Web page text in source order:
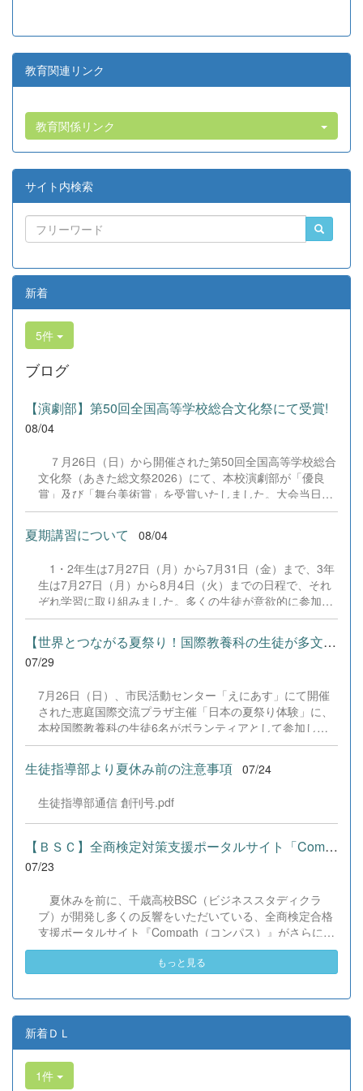
教育関連リンク
教育関係リンク
サイト内検索
新着
5件
ブログ
【演劇部】第50回全国高等学校総合文化祭にて受賞!
08/04
７月26日（日）から開催された第50回全国高等学校総合
文化祭（あきた総文祭2026）にて、本校演劇部が「優良
賞」及び「舞台美術賞」を受賞いたしました。大会当日
は、本校の部員たちもこれまで積み重ねてきた練習の成果
を存分に発揮し、堂々と舞台に立ちました。緊張感のある
全国の舞台において、一人一人が役割を果たし、心を込め
の全国大会出場にあたり、多大なるご支援・ご協力をいた
だきました企業の皆様、ならびに心温まるご寄付や温かい
ご声援を寄せてくださった地域の皆様方に、心より感謝申
し上げます。皆様からの温かいご支援が部員たちの大きな
励みとなり、全国の舞台で最高のパフォーマンスと演技を
届けることができました。今回の経験を糧に、さらに表現
本校演劇部への変わらぬご声援をよろしくお願いいたしま
す。 &nbsp;
夏期講習について 08/04
1・2年生は7月27日（月）から7月31日（金）まで、3年
生は7月27日（月）から8月4日（火）までの日程で、それ
ぞれ学習に取り組みました。多くの生徒が意欲的に参加
し、これまでの学習内容の復習や発展的な内容、受験に向
けた学習などに真剣に取り組む姿が見られました。夏期講
習で身に付けた学習習慣や知識を、今後の学校生活や学習
に生かし、一人一人がさらなる成長につなげてくれること
【世界とつながる夏祭り！国際教養科の生徒が多文化共生ボランテ...
07/29
7月26日（日）、市民活動センター「えにあす」にて開催
された恵庭国際交流プラザ主催「日本の夏祭り体験」に、
本校国際教養科の生徒6名がボランティアとして参加しま
した！ 会場にはウクライナ、ネパール、アフガニスタンな
ど多国籍な参加者が集まり、ヨーヨー釣りや綿あめ、盆踊
りなどを満喫。浴衣姿でイベントを彩った1年生や、経験
葉や国境を超えて笑顔で交流を深めました。 主催者の方か
らは、「国籍や年齢を問わず笑顔で寄り添い、自分で考え
て動く姿が素晴らしい。異文化理解のマインドが自然と身
についている」と、賞賛の声をいただきました！ 教室の中
だけでなく、地域や世界という広いフィールドで本領を発
姿に、誇らしさでいっぱいです。 教養科生、どんどん外へ
飛び出そう！ その温かい心と行動力を磨き、世界を笑顔に
する魅力的な人材へ成長していく皆さんを応援していま
す！
生徒指導部より夏休み前の注意事項 07/24
生徒指導部通信 創刊号.pdf
【ＢＳＣ】全商検定対策支援ポータルサイト「Compath（コンパス）...
07/23
夏休みを前に、千歳高校BSC（ビジネススタディクラ
ブ）が開発し多くの反響をいただいている、全商検定合格
支援ポータルサイト『Compath（コンパス）』がさらにバ
ージョンアップいたしました。 今回もユーザーの皆様か
らいただいたアンケートのご意見をもとに、BSC部員のプ
の実装までを行いました。今回のアップデートでは、ビジ
ネス計算・簿記・ビジネス文書・情報処理・商業経済・財
務分析・ビジネスコミュニケーションなど各ジャンルに及
ぶ計79件の更新プログラムを一挙にリリースしました。
具体的には、各検定問題数の大幅増加をはじめ、英語翻訳
機能の追加、フォント拡大など視認性の改善、SEO対策
もっと見る
新着ＤＬ
1件